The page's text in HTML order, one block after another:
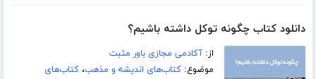
دانلود کتاب چگونه توکل داشته باشیم؟
از:آکادمی مجازی باور مثبت
موضوع:کتاب‌های اندیشه و مذهب،کتاب‌های